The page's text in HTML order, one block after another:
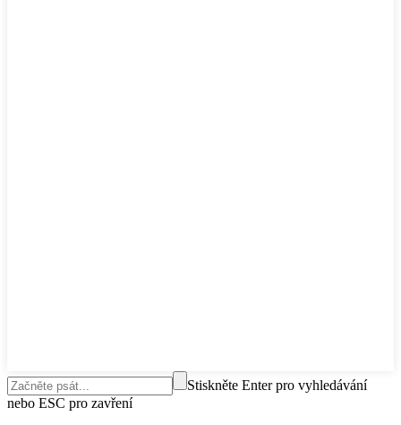
Stiskněte Enter pro vyhledávání
nebo ESC pro zavření